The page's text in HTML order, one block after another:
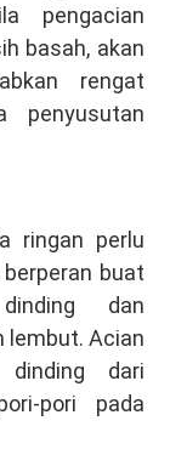
pengacian
basah, akan
rengat
penyusutan
ringan perlu
buat
dan
lembut. Acian
dinding dari
pori pada